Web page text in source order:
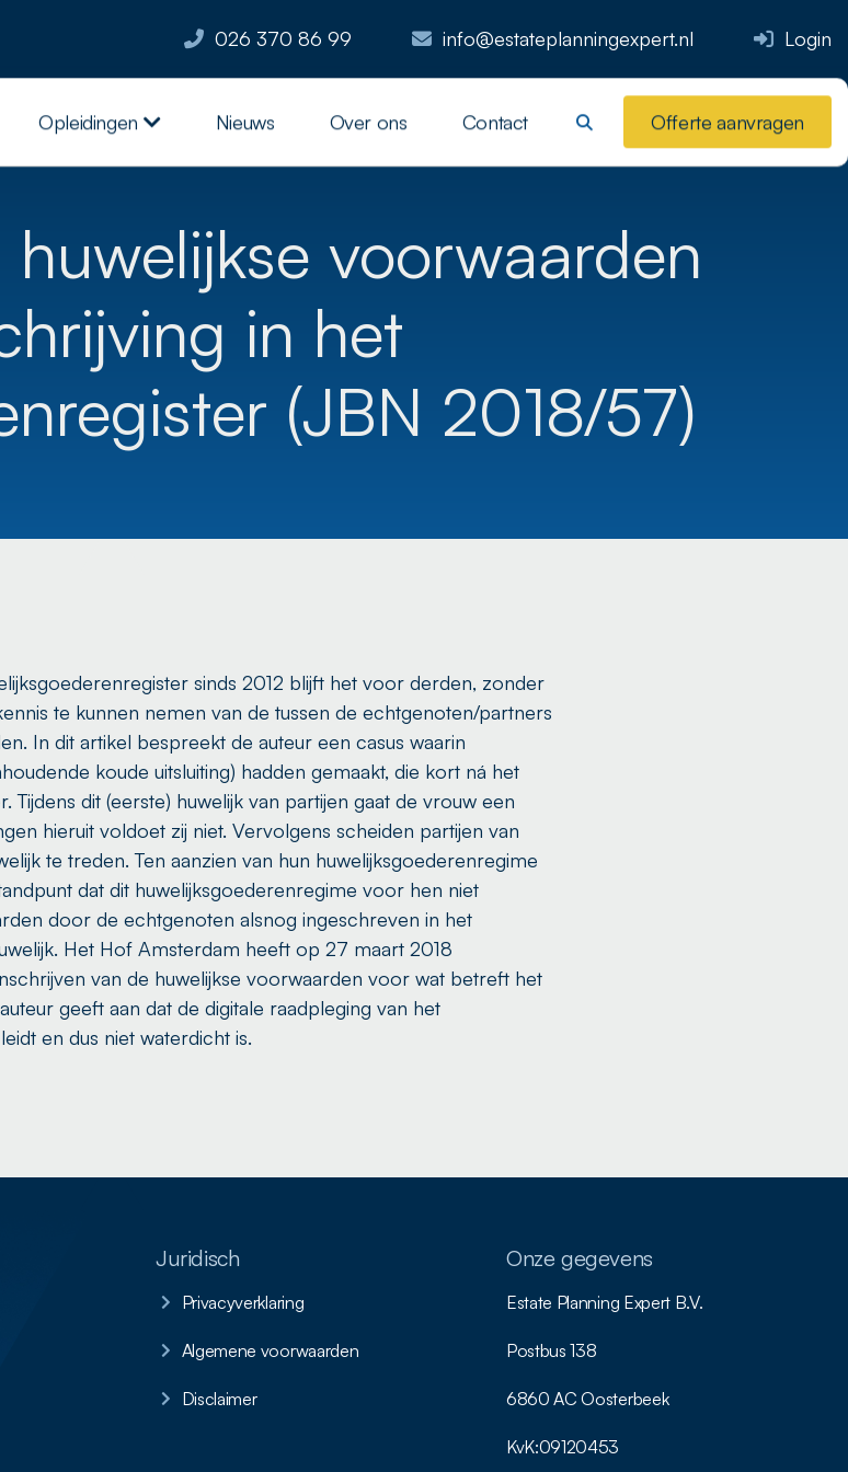
Opleidingen Nieuws Over ons Contact Offerte aanvragen
026 370 86 99 info@estateplanningexpert.nl Login
voorwaarden
in het
(JBN 2018/57)
sinds 2012 blijft het voor derden, zonder
te kunnen nemen van de tussen de echtgenoten/partners
In dit artikel bespreekt de auteur een casus waarin
koude uitsluiting) hadden gemaakt, die kort ná het
dit (eerste) huwelijk van partijen gaat de vrouw een
hieruit voldoet zij niet. Vervolgens scheiden partijen van
te treden. Ten aanzien van hun huwelijksgoederenregime
dat dit huwelijksgoederenregime voor hen niet
door de echtgenoten alsnog ingeschreven in het
Het Hof Amsterdam heeft op 27 maart 2018
van de huwelijkse voorwaarden voor wat betreft het
geeft aan dat de digitale raadpleging van het
en dus niet waterdicht is.
Juridisch
Privacyverklaring
Algemene voorwaarden
Disclaimer
Onze gegevens
Estate Planning Expert B.V.
Postbus 138
6860 AC Oosterbeek
KvK:09120453